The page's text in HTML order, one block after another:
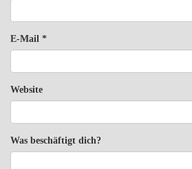
E-Mail *
Website
Was beschäftigt dich?